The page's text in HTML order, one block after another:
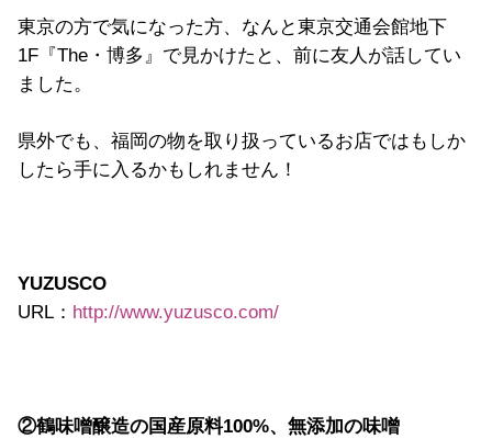
東京の方で気になった方、なんと東京交通会館地下
1F『The・博多』で見かけたと、前に友人が話してい
ました。
県外でも、福岡の物を取り扱っているお店ではもしか
したら手に入るかもしれません！
YUZUSCO
URL： http://www.yuzusco.com/
②鶴味噌醸造の国産原料100%、無添加の味噌